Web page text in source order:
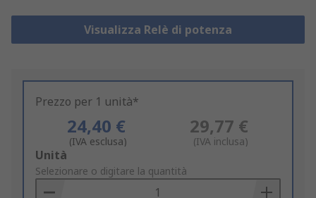
Visualizza Relè di potenza
Prezzo per 1 unità*
24,40 €
(IVA esclusa)
29,77 €
(IVA inclusa)
Add
to
Basket
Unità
Selezionare o digitare la quantità